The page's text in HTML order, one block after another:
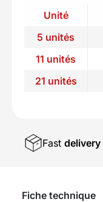
Unité
5 unités
11 unités
21 unités
Fast delivery
Fiche technique